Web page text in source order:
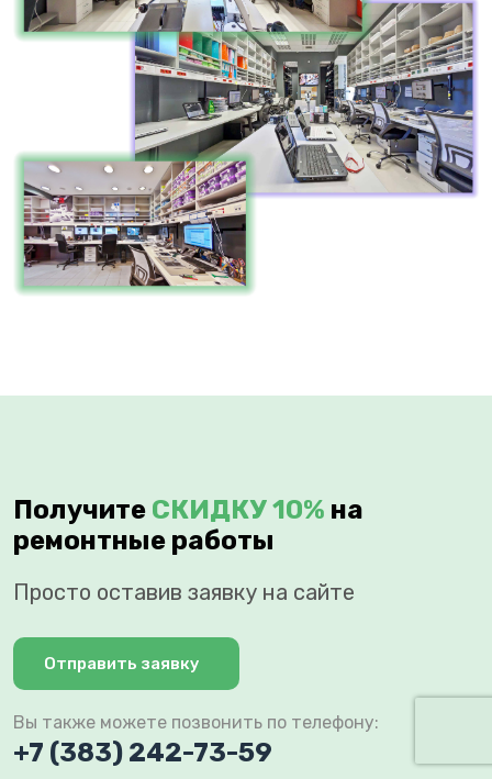
Получите СКИДКУ 10% на
ремонтные работы
Просто оставив заявку на сайте
Отправить заявку
Вы также можете позвонить по телефону:
+7 (383) 242-73-59